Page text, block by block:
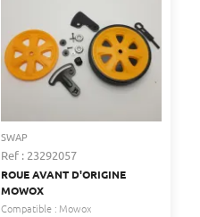
SWAP
Ref : 23292057
ROUE AVANT D'ORIGINE
MOWOX
Compatible : Mowox